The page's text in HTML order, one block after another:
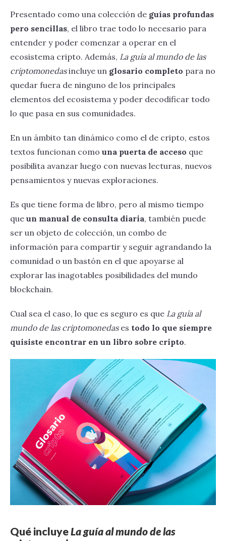
Presentado como una colección de guías profundas
pero sencillas, el libro trae todo lo necesario para
entender y poder comenzar a operar en el
ecosistema cripto. Además, La guía al mundo de las
criptomonedasincluye un glosario completo para no
quedar fuera de ninguno de los principales
elementos del ecosistema y poder decodificar todo
lo que pasa en sus comunidades.
En un ámbito tan dinámico como el de cripto, estos
textos funcionan como una puerta de acceso que
posibilita avanzar luego con nuevas lecturas, nuevos
pensamientos y nuevas exploraciones.
Es que tiene forma de libro, pero al mismo tiempo
que un manual de consulta diaria, también puede
ser un objeto de colección, un combo de
información para compartir y seguir agrandando la
comunidad o un bastón en el que apoyarse al
explorar las inagotables posibilidades del mundo
blockchain.
Cual sea el caso, lo que es seguro es que La guía al
mundo de las criptomonedases todo lo que siempre
quisiste encontrar en un libro sobre cripto.
Qué incluyeLa guía al mundo de las